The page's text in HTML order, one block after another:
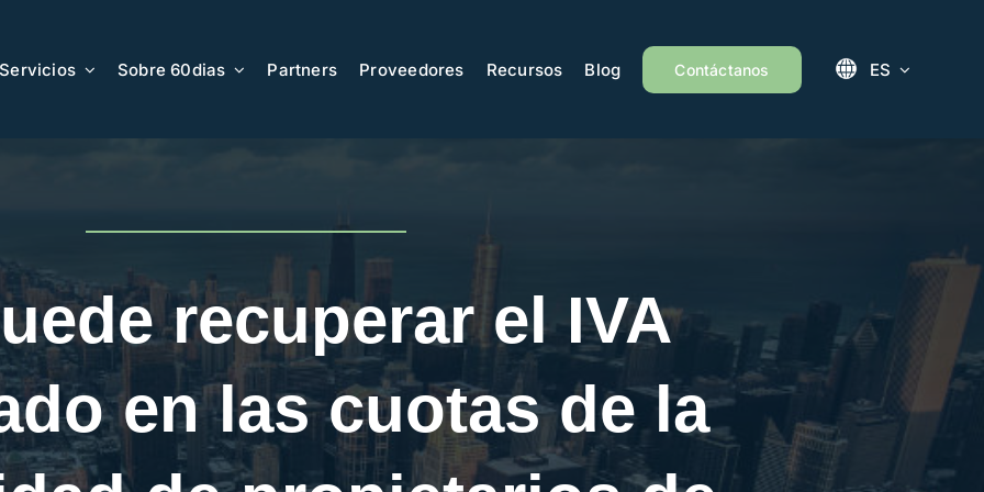
Servicios Sobre 60dias Partners Proveedores Recursos Blog Contáctanos ES
recuperar el IVA
en las cuotas de la